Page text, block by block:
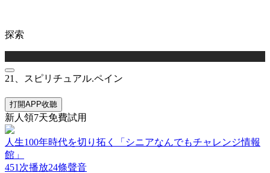
探索
21、スピリチュアル.ペイン
打開APP收聽
新人領7天免費試用
人生100年時代を切り拓く「シニアなんでもチャレンジ情報
館」
451次播放24條聲音